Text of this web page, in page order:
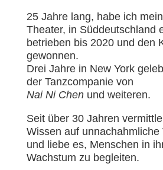
25 Jahre lang, habe ich
Theater, in Süddeutschland
betrieben bis 2020 und den
gewonnen.
Drei Jahre in New York
der Tanzcompanie von
Nai Ni Chenund weiteren.
Seit über 30 Jahren
Wissen auf unnachahmliche
und liebe es, Menschen in
Wachstum zu begleiten.